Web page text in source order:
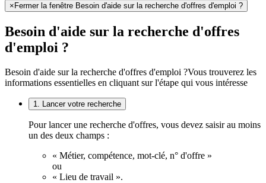
×Fermer la fenêtre Besoin d'aide sur la recherche d'offres d'emploi ?
Besoin d'aide sur la recherche d'offres
d'emploi ?
Besoin d'aide sur la recherche d'offres d'emploi ?Vous trouverez les
informations essentielles en cliquant sur l'étape qui vous intéresse
1. Lancer votre recherche
Pour lancer une recherche d'offres, vous devez saisir au moins
un des deux champs :
« Métier, compétence, mot-clé, n° d'offre »
ou
« Lieu de travail ».